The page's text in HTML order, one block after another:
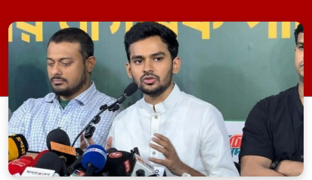
মঙ্গলবার (২ জুন) নিজের ভেরিফায়েড ফেসবুক
অ্যাকাউন্ট থেকে লাইভে এসে তিনি এসব কথা
বলেন। চট্টগ্রাম সিটি করপোরেশনের মেয়রের
সম্ভাব্য ফ্লোরিডা সফর নিয়ে প্রধানমন্ত্রীর মন্তব্যের
প্রসঙ্গ টেনে আসিফ […]